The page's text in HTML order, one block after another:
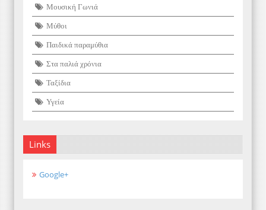
Μουσική Γωνιά
Μύθοι
Παιδικά παραμύθια
Στα παλιά χρόνια
Ταξίδια
Υγεία
Links
Google+